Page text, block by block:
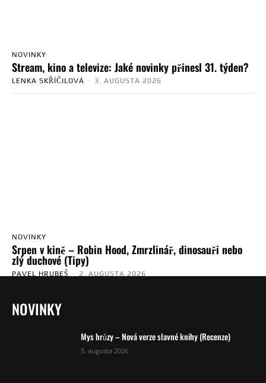
NOVINKY
Stream, kino a televize: Jaké novinky přinesl 31. týden?
LENKA SKŘÍČILOVÁ - 3. AUGUSTA 2026
NOVINKY
Srpen v kině – Robin Hood, Zmrzlinář, dinosauři nebo
zlý duchové (Tipy)
PAVEL HRUBEŠ - 2. AUGUSTA 2026
NOVINKY
Mys hrůzy – Nová verze slavné knihy (Recenze)
5. augusta 2026